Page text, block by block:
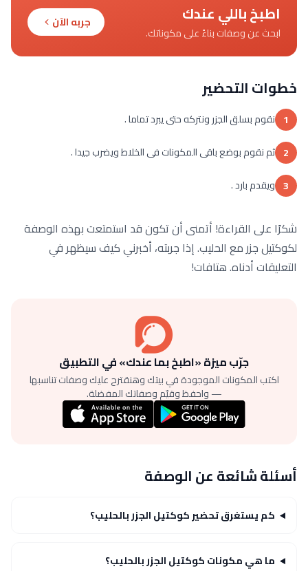
اطبخ باللي عندك
ابحث عن وصفات بناءً على مكوناتك.
جربه الآن
خطوات التحضير
1 نقوم بسلق الجزر ونتركه حتى يبرد تماما .
2 ثم نقوم بوضع باقى المكونات فى الخلاط ويضرب جيدا .
3 ويقدم بارد .
شكرًا على القراءة! أتمنى أن تكون قد استمتعت بهذه الوصفة
لكوكتيل جزر مع الحليب. إذا جربته، أخبرني كيف سيظهر في
التعليقات أدناه. هتافات!
جرّب ميزة «اطبخ بما عندك» في التطبيق
اكتب المكونات الموجودة في بيتك وهنقترح عليك وصفات تناسبها
— واحفظ وقيّم وصفاتك المفضلة.
أسئلة شائعة عن الوصفة
كم يستغرق تحضير كوكتيل الجزر بالحليب؟
ما هي مكونات كوكتيل الجزر بالحليب؟